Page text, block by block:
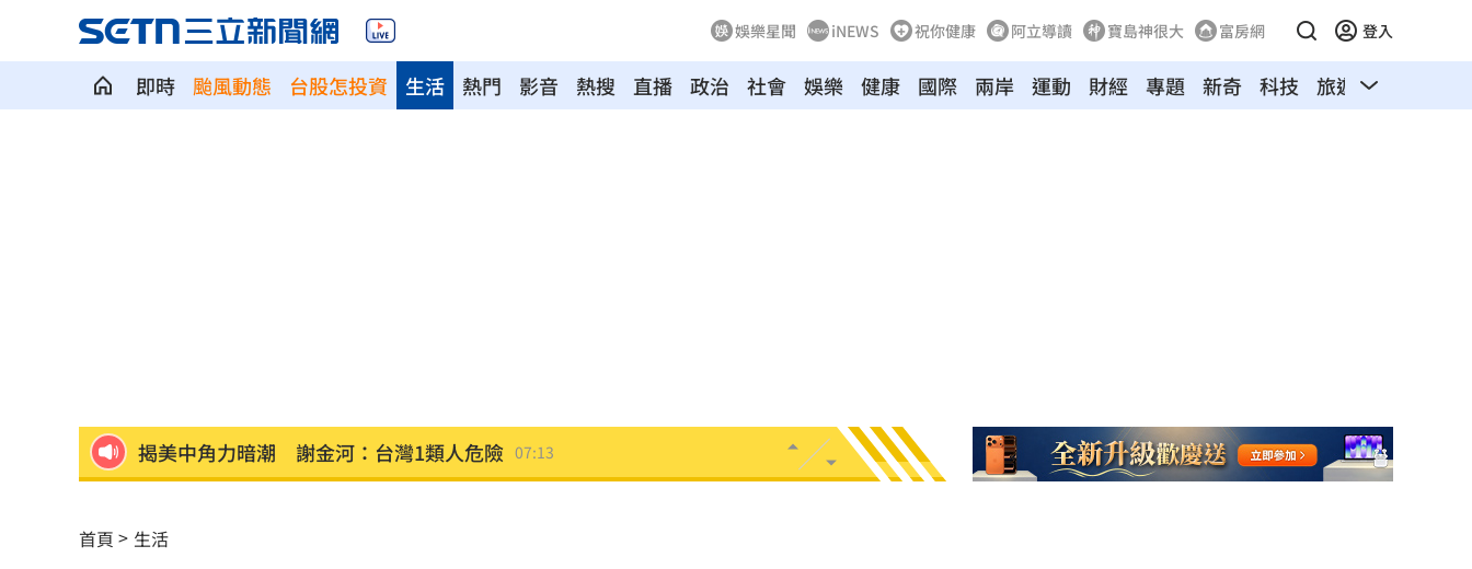
娛樂星聞 iNEWS 祝你健康 阿立導讀 寶島神很大 富房網 登入
即時 颱風動態 台股怎投資 熱門 影音 熱搜 直播 政治 社會 娛樂
生活 健康 國際 兩岸 運動 財經 專題 新奇 科技 旅遊 汽車
揭美中角力暗潮 謝金河：台灣1類人危險
車界女神忍7年職場性騷！李冠儀強勢回歸
醫曝「1情緒」恐是失智症警訊:大腦發炎中
首頁 生活